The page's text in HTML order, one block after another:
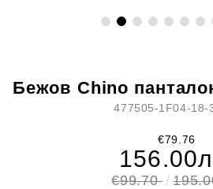
Бежов Chino
477505-1F04-18-
€79.76
€99.70